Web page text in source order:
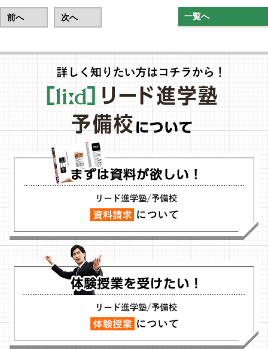
前へ 次へ 一覧へ